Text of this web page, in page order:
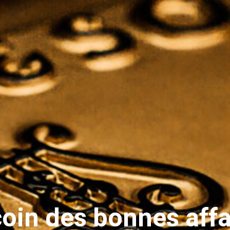
des bonnes